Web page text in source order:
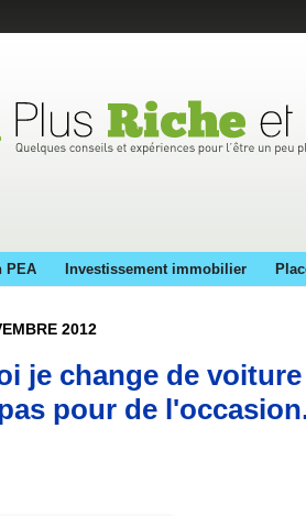
PEA Investissement immobilier
2012
je change de
pour de